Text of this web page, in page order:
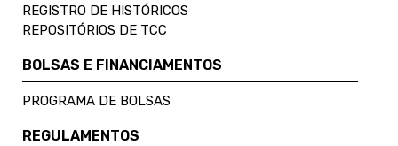
REGISTRO DE HISTÓRICOS
REPOSITÓRIOS DE TCC
BOLSAS E FINANCIAMENTOS
PROGRAMA DE BOLSAS
REGULAMENTOS